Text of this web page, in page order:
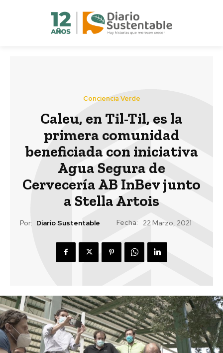
Conciencia Verde
Caleu, en Til-Til, es la
primera comunidad
beneficiada con iniciativa
Agua Segura de
Cervecería AB InBev junto
a Stella Artois
Por: Diario Sustentable Fecha: 22 Marzo, 2021